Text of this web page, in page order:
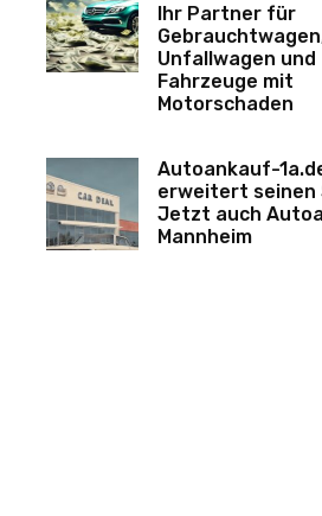
Ihr Partner für
Unfallwagen und
Fahrzeuge mit
Motorschaden
Autoankauf-
erweitert seinen
Jetzt auch
Mannheim